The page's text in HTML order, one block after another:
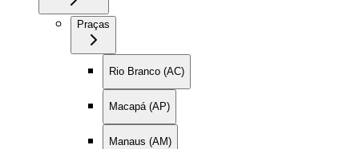
Praças
Rio Branco (AC)
Macapá (AP)
Manaus (AM)